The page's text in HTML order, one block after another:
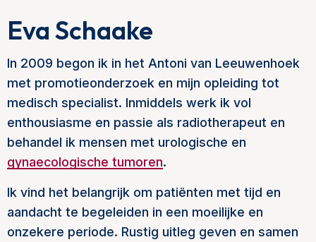
Eva Schaake
In 2009 begon ik in het Antoni van Leeuwenhoek
met promotieonderzoek en mijn opleiding tot
medisch specialist. Inmiddels werk ik vol
enthousiasme en passie als radiotherapeut en
behandel ik mensen met urologische en
gynaecologische tumoren.
Ik vind het belangrijk om patiënten met tijd en
aandacht te begeleiden in een moeilijke en
onzekere periode. Rustig uitleg geven en samen